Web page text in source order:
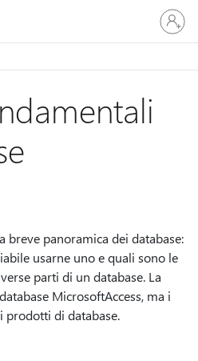
Accedi
con
il
account
breve panoramica dei database:
usarne uno e quali sono le
parti di un database. La
MicrosoftAccess, ma i
prodotti di database.